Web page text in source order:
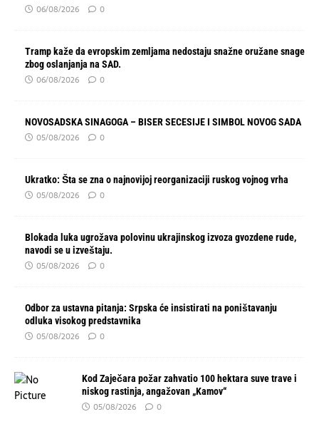
06/08/2026 0
Tramp kaže da evropskim zemljama nedostaju snažne oružane snage
zbog oslanjanja na SAD.
06/08/2026 0
NOVOSADSKA SINAGOGA – BISER SECESIJE I SIMBOL NOVOG SADA
05/08/2026 0
Ukratko: Šta se zna o najnovijoj reorganizaciji ruskog vojnog vrha
05/08/2026 0
Blokada luka ugrožava polovinu ukrajinskog izvoza gvozdene rude,
navodi se u izveštaju.
05/08/2026 0
Odbor za ustavna pitanja: Srpska će insistirati na poništavanju
odluka visokog predstavnika
05/08/2026 0
Kod Zaječara požar zahvatio 100 hektara suve trave i
niskog rastinja, angažovan „Kamov“
05/08/2026 0